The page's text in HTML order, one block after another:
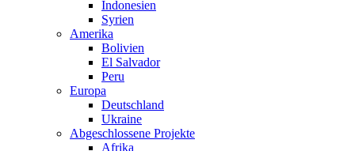
Indonesien
Syrien
Amerika
Bolivien
El Salvador
Peru
Europa
Deutschland
Ukraine
Abgeschlossene Projekte
Afrika